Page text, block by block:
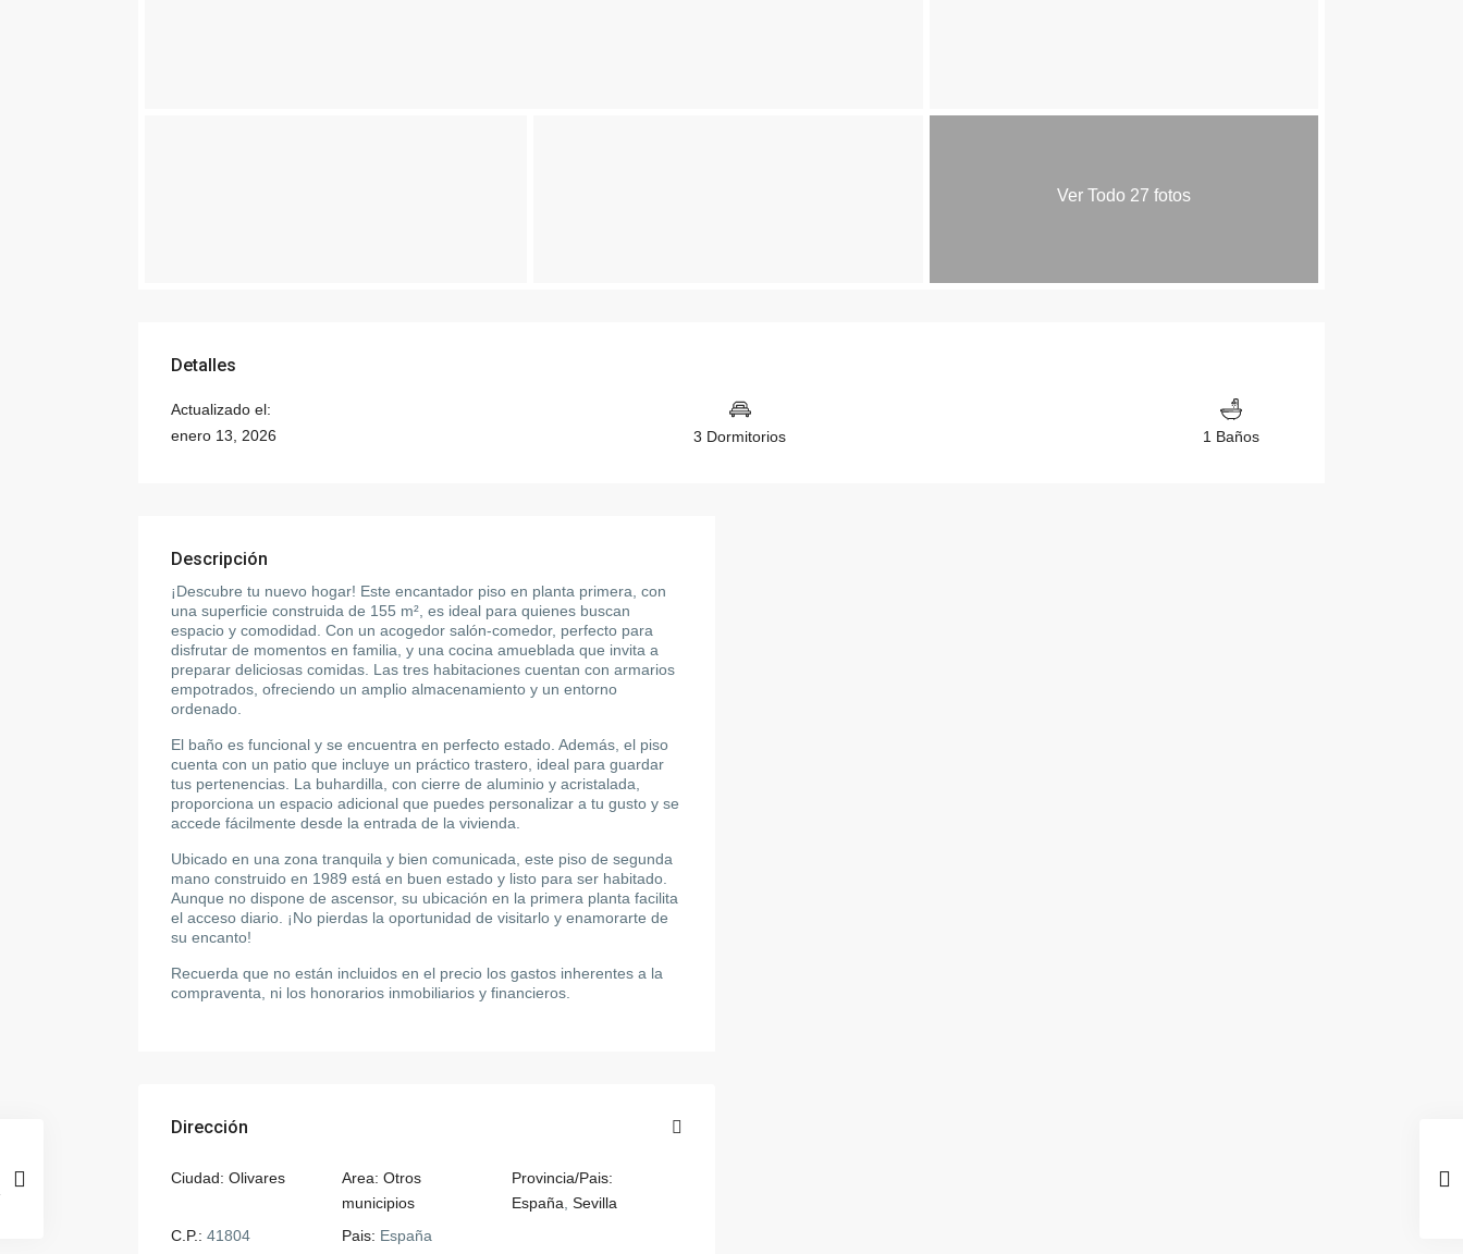
Ver Todo 27 fotos
Detalles
Actualizado el:
enero 13, 2026
3 Dormitorios 1 Baños
Descripción
¡Descubre tu nuevo hogar! Este encantador piso en planta primera, con
una superficie construida de 155 m², es ideal para quienes buscan
espacio y comodidad. Con un acogedor salón-comedor, perfecto para
disfrutar de momentos en familia, y una cocina amueblada que invita a
preparar deliciosas comidas. Las tres habitaciones cuentan con armarios
empotrados, ofreciendo un amplio almacenamiento y un entorno
ordenado.
El baño es funcional y se encuentra en perfecto estado. Además, el piso
cuenta con un patio que incluye un práctico trastero, ideal para guardar
tus pertenencias. La buhardilla, con cierre de aluminio y acristalada,
proporciona un espacio adicional que puedes personalizar a tu gusto y se
accede fácilmente desde la entrada de la vivienda.
Ubicado en una zona tranquila y bien comunicada, este piso de segunda
mano construido en 1989 está en buen estado y listo para ser habitado.
Aunque no dispone de ascensor, su ubicación en la primera planta facilita
el acceso diario. ¡No pierdas la oportunidad de visitarlo y enamorarte de
su encanto!
Recuerda que no están incluidos en el precio los gastos inherentes a la
compraventa, ni los honorarios inmobiliarios y financieros.
Dirección
Ciudad: Olivares Area: Otros
municipios
Provincia/Pais:
España ,Sevilla
C.P.: 41804 Pais: España